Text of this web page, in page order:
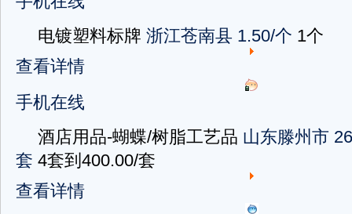
电镀塑料标牌 浙江苍南县 1.50/个 1个
查看详情
手机在线
酒店用品-蝴蝶/树脂工艺品 山东滕州市
套 4套到400.00/套
查看详情